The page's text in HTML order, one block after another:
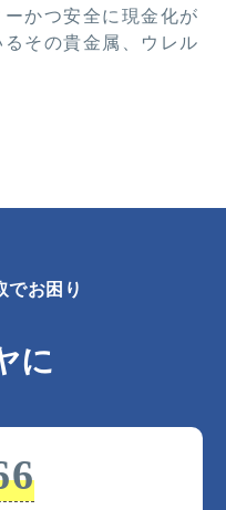
ーかつ安全に現金化が
その貴金属、ウレル
でお困り
に